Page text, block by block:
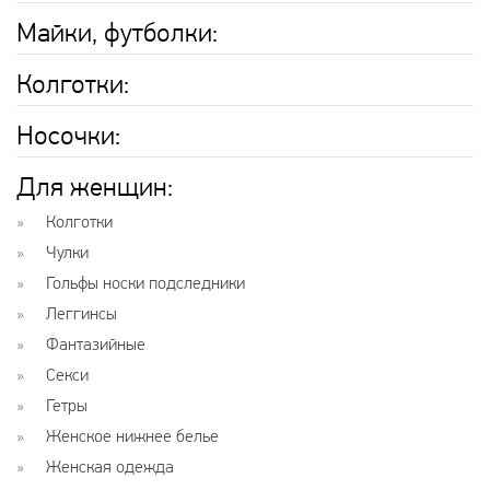
Майки, футболки:
Колготки:
Носочки:
Для женщин:
Колготки
Чулки
Гольфы носки подследники
Леггинсы
Фантазийные
Секси
Гетры
Женское нижнее белье
Женская одежда